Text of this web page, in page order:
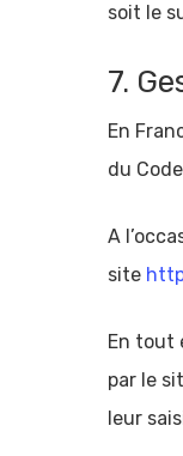
soit le
7.
En
du
A
site
En tout
par le
leur